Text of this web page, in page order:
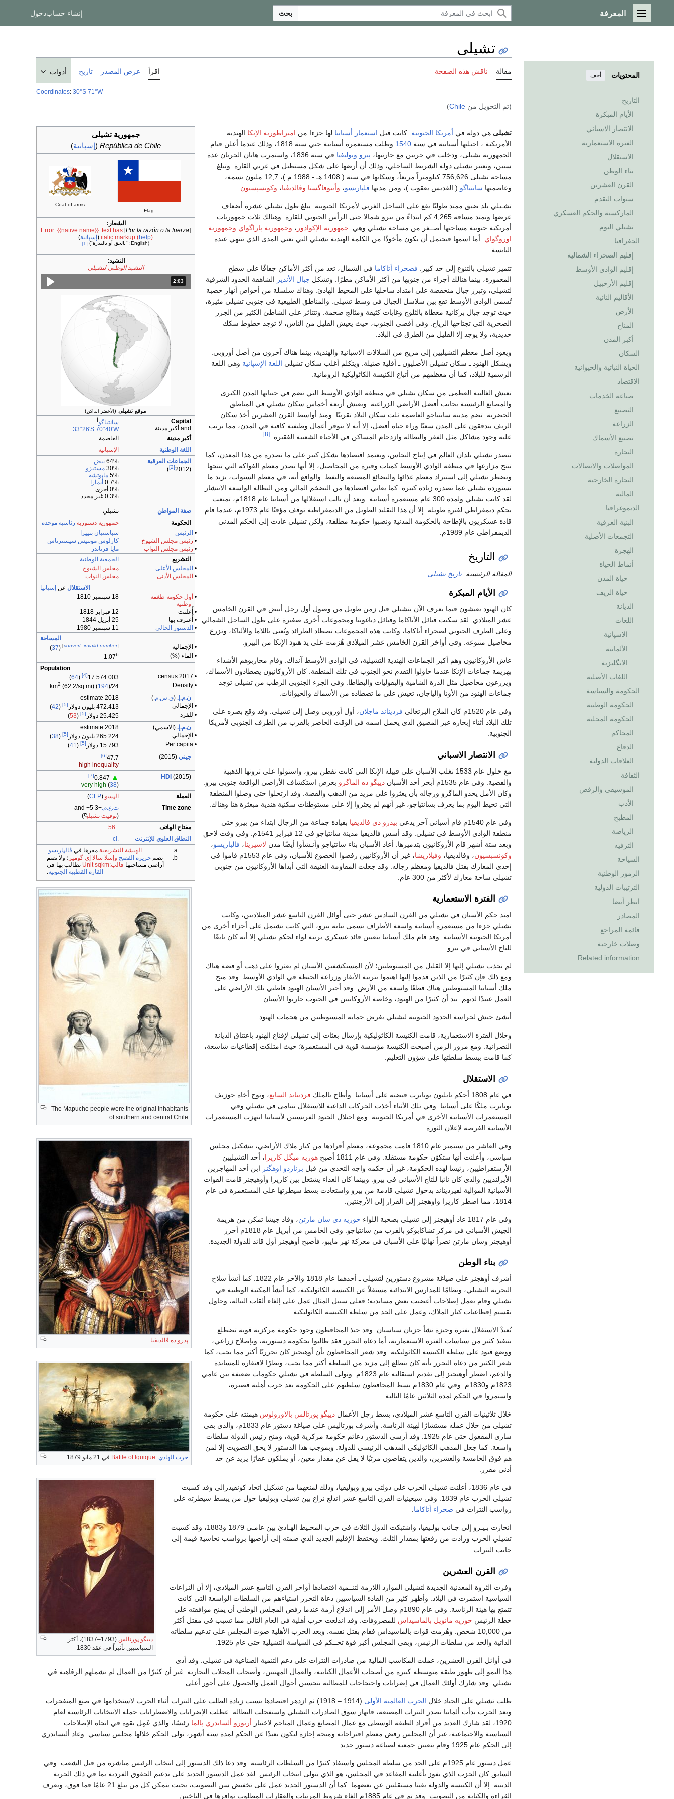
القائمة الرئيسية
المعرفة بحث إنشاء حسابدخول
المحتويات أخف
التاريخ
الأيام المبكرة
الانتصار الاسباني
الفترة الاستعمارية
الاستقلال
بناء الوطن
القرن العشرين
سنوات التقدم
الماركسية والحكم العسكري
تشيلي اليوم
الجغرافيا
إقليم الصحراء الشمالية
إقليم الوادي الأوسط
إقليم الأرخبيل
الأقاليم النائية
الأرض
المناخ
أكبر المدن
السكان
الحياة النباتية والحيوانية
الاقتصاد
صناعة الخدمات
التصنيع
الزراعة
تصنيع الأسماك
التجارة
المواصلات والاتصالات
التجارة الخارجية
المالية
الديموغرافيا
البنية العرقية
التجمعات الأصلية
الهجرة
أنماط الحياة
حياة المدن
حياة الريف
الديانة
اللغات
الاسپانية
الألمانية
الانگليزية
اللغات الأصلية
الحكومة والسياسة
الحكومة الوطنية
الحكومة المحلية
المحاكم
الدفاع
العلاقات الدولية
الثقافة
الموسيقى والرقص
الأدب
المطبخ
الرياضة
الترفيه
السياحة
الرموز الوطنية
الترتيبات الدولية
انظر أيضا
المصادر
قائمة المراجع
وصلات خارجية
Related information
تشيلى
مقالة ناقش هذه الصفحة اقرأ عرض المصدر تاريخ أدوات
Coordinates: 30°S 71°W
(تم التحويل من Chile
)
جمهورية تشيلى
República de Chile
(إسپانية)
Flag
Coat of arms
الشعار:
[
Por la razón o la fuerza
]
Error: {{native name}}: text has
italic markup (help)
( إسپانية)
(English: "بالحق أو بالقدرة") [1]
النشيد:
النشيد الوطني لتشيلي
المدة: دقائق و 3 ثواني.
2:03
موقع تشيلى (الأخضر الداكن)
Capital
and أكبر مدينة
سانتياگو أ
33°26′S 70°40′W
أكبر مدينة
العاصمة
اللغة الوطنية
الإسپانية
الجماعات العرقية
(2012
[2]
)
64% بيض
30% مستيزو
5% ماپوتشه
0.7% أيمارا
0% أخرى
0.3% غير محدد
صفة المواطن
تشيلي
الحكومة
جمهورية دستورية رئاسية موحدة
• الرئيس
سباستيان پنييرا
• رئيس مجلس الشيوخ
كارلوس مونتيس سيسترناس
• رئيس مجلس النواب
مايا فرناندز
التشريع
الجمعية الوطنية
• المجلس الأعلى
مجلس الشيوخ
• المجلس الأدنى
مجلس النواب
الاستقلال عن إسپانيا
• أول حكومة طغمة
وطنية
18 سبتمبر 1810
• أُعلنت
12 فبراير 1818
• أُعترف بها
25 أبريل 1844
• الدستور الحالي
11 سبتمبر 1980
المساحة
• الإجمالية
[
convert: invalid number
]
(
37
)
• الماء (%)
1.07b
Population
• 2017 census
17.574.003
[4]
(
64
)
• Density
24/km
2 (62.2/sq mi) (194)
ن.م.إ. (ق.ش.م.)
2018 estimate
• الإجمالي
472.413 بليون دولار [5]
(
42
)
• للفرد
25.425 دولار [5]
(
53
)
ن.م.إ. (الاسمي)
2018 estimate
• الإجمالي
265.224 بليون دولار [5]
(
38
)
• Per capita
15.793 دولار [5]
(
41
)
جيني (2015)
47.7
[6]
high inequality
HDI (2015)
▲
[7]
very high (38)
العملة
الپسو (
CLP
)
Time zone
ت.ع.م.−3 and −5
(توقيت تشيليج)
مفتاح الهاتف
+56
النطاق العلوي للإنترنت
.cl
الهيشة التشريعية مقرها في ڤالپاريسو.
تضمجزيرة الفصح وإسلا سالا إي گوميز ؛ ولا تضم
أراضي مساحتها قالب:Unit sqkm
تطالب بها في
القارة القطبية الجنوبية.
تشيلى هي دولة في أمريكا الجنوبية . كانت قبل استعمار أسبانيا لها جزءا من امبراطوربة الإنكا الهندية
الأمريكية ، احتلتها أسبانية في سنة 1540
وظلت مستعمرة أسبانية حتي سنة 1818، وذلك عندما أعلن قيام
الجمهورية بشيلى، ودخلت في حربين مع جارتيها، پيرو وبوليفيا
في سنة 1836، واستمرت هاتان الحربان عدة
سنين، وتعتبر تشيلى دولة الشريط الساحلي، وذلك أن أرضها على شكل مستطبل في غربي القارة. وتبلغ
مساحة تشيلى 756,626 كيلومتراً مربعاً، وسكانها في سنة ( 1408 هـ - 1988 م )، 12,7 مليون نسمة،
وعاصمتها سانتياگو ( القديس يعقوب )، ومن مدنها ڤلپاريسو، وأنتوفاگستا وڤالديڤيا، وكونسپسيون
تشـيلي بلد ضيق ممتد طوليًا يقع على الساحل الغربي لأمريكا الجنوبية. يبلغ طول تشيلي عشرة أضعاف
عرضها وتمتد مسافة 4,265 كم ابتداءً من بيرو شمالا حتى الرأس الجنوبي للقارة. وهنالك ثلاث جمهوريات
أمريكية جنوبية مساحتها أصــغر من مساحة تشيلي وهي: جمهورية الإكوادور ، وجمهورية پاراگواي وجمهورية
اوروگواي . أما اسمها فيحتمل أن يكون مأخوذًا من الكلمة الهندية تشيلي التي تعني المدى الذي تنتهي عنده
اليابسة.
تتميز تشيلي بالتنوع إلى حد كبير. فصحراء أتاكاما في الشمال، تعد من أكثر الأماكن جفافًا على سطح
المعمورة، بينما هنالك أجزاء من جنوبها من أكثر الأماكن مطرًا. وتشكل جبال الأنديز الشاهقة الحدود الشرقية
لتشيلي، وتبرز جبال منخفضة على امتداد ساحلها على المحيط الهادئ. وهناك سلسلة من أحواض أنهار خصبة
تُسمى الوادي الأوسط تقع بين سلاسل الجبال في وسط تشيلي. والمناطق الطبيعية في جنوبي تشيلي مثيرة،
حيث توجد جبال بركانية مغطاة بالثلوج وغابات كثيفة ومثالج ضخمة. وتتناثر على الشاطئ الكثير من الجزر
الصخرية التي تجتاحها الرياح. وفي أقصى الجنوب، حيث يعيش القليل من الناس، لا توجد خطوط سكك
حديدية، ولا يوجد إلا القليل من الطرق في البلاد.
ويعود أصل معظم التشيليين إلى مزيج من السلالات الاسبانية والهندية، بينما هناك آخرون من أصل أوروبي.
ويشكل الهنود ـ سكان تشيلي الأصليون ـ أقلية ضئيلة. ويتكلم أغلب سكان تشيلي اللغة الإسپانية وهي اللغة
الرسمية للبلاد، كما أن معظمهم من أتباع الكنيسة الكاثوليكية الرومانية.
تعيش الغالبية العظمى من سكان تشيلي في منطقة الوادي الأوسط التي تضم في جنباتها المدن الكبرى
والمصانع الرئيسية بجانب أفضل الأراضي الزراعية. ويعيش أربعة أخماس سكان تشيلي في المناطق
الحضرية. تضم مدينة سانتياجو العاصمة ثلث سكان البلاد تقريبًا. ومنذ أواسط القرن العشرين أخذ سكان
الريف يتدفقون على المدن سعيًا وراء حياة أفضل، إلا أنه لا تتوفر أعمال وظيفية كافية في المدن، مما ترتب
عليه وجود مشاكل مثل الفقر والبطالة وازدحام المساكن في الأحياء الشعبية الفقيرة.
[8]
تتصدر تشيلي بلدان العالم في إنتاج النحاس، ويعتمد اقتصادها بشكل كبير على ما تصدره من هذا المعدن، كما
تنتج مزارعها في منطقة الوادي الأوسط كميات وفيرة من المحاصيل، إلا أنها تصدر معظم الفواكه التي تنتجها.
وتضطر تشيلي إلى استيراد معظم غذائها والبضائع المصنعة والنفط. والواقع أنه، في معظم السنوات، يزيد ما
تستورده تشيلي عما تصدره زيادة كبيرة. كما يعاني اقتصادها من التضخم المالي ومن البطالة الواسعة الانتشار.
لقد كانت تشيلي ولمدة 300 عام مستعمرة أسبانية. وبعد أن نالت استقلالها من أسبانيا عام 1818م، تمتعت
بحكم ديمقراطي لفترة طويلة. إلا أن هذا التقليد الطويل من الديمقراطية توقف مؤقتًا عام 1973م، عندما قام
قادة عسكريون بالإطاحة بالحكومة المدنية ونصبوا حكومة مطلقة، ولكن تشيلي عادت إلى الحكم المدني
الديمقراطي عام 1989م.
التاريخ
المقالة الرئيسية:تاريخ تشيلى
The Mapuche people were the original inhabitants
of southern and central Chile
پدرو ده ڤالديڤيا
حرب الهادي:
Battle of Iquique في 21 مايو 1879
الأيام المبكرة
كان الهنود يعيشون فيما يعرف الآن بتشيلي قبل زمن طويل من وصول أول رجل أبيض في القرن الخامس
عشر الميلادي. لقد سكنت قبائل الأتاكاما وقبائل دياغويتا ومجموعات أخرى صغيرة على طول الساحل الشمالي
وعلى الطرف الجنوبي لصحراء أتاكاما، وكانت هذه المجموعات تصطاد الطرائد وتُعنى باللاما والألباكا، وتزرع
محاصيل متنوعة. وفي أواخر القرن الخامس عشر الميلادي هُزمت على يد هنود الإنكا من البيرو.
عاش الأروكانيون وهم أكبر الجماعات الهندية التشيلية، في الوادي الأوسط آنذاك. وقام محاربوهم الأشداء
بهزيمة جماعات الإنكا عندما حاولوا التقدم نحو الجنوب في تلك المنطقة. كان الأروكانيون يصطادون الأسماك،
ويزرعون محاصيل مثل الذرة الشامية والبقوليات والبطاطا. وفي الجزء الجنوبي الرطب من تشيلي توجد
جماعات الهنود من الأونا والياجان، تعيش على ما تصطاده من الأسماك والحيوانات.
وفي عام 1520م كان الملاح البرتغالي فرديناند ماجلان، أول أوروبي وصل إلى تشيلي. وقد وقع بصره على
تلك البلاد أثناء إبحاره عبر المضيق الذي يحمل اسمه في الوقت الحاضر بالقرب من الطرف الجنوبي لأمريكا
الجنوبية.
الانتصار الاسباني
مع حلول عام 1533 تغلب الأسبان على قبيلة الإنكا التي كانت تقطن بيرو، واستولوا على ثروتها الذهبية
والفضية. وفي عام 1535م أبحر أحد الأسبان
دييگو ده الماگرو بغرض استكشاف الأراضي الواقعة جنوبي بيرو.
وكان الأمل يحدو الماگرو ورجاله بأن يعثروا على مزيد من الذهب والفضة. وقد ارتحلوا حتى وصلوا المنطقة
التي تحيط اليوم بما يعرف بسانتياجو، غير أنهم لم يعثروا إلا على مستوطنات سكنية هندية مبعثرة هنا وهناك.
وفي عام 1540م قام أسباني آخر يدعى بيدرو دي فالديفيا بقيادة جماعة من الرجال ابتداء من بيرو حتى
منطقة الوادي الأوسط في تشيلي. وقد أسس فالديفيا مدينة سانتياجو في 12 فبراير 1541م. وفي وقت لاحق
وبعد ستة أشهر قام الأروكانيون بتدميرها. أعاد الأسبان بناء سانتياجو وأنـشأوا أيضًا مدن لاسيرينا، فالباريسو،
وكونسبسيون، وفالديفيا، وفيلاريشا
، غير أن الأروكانيين رفضوا الخضوع للأسبان، وفي عام 1553م قاموا في
إحدى المعارك بقتل فالديفيا ومعظم رجاله. وقد جعلت المقاومة العنيفة التي أبداها الأروكانيون من جنوبي
تشيلي ساحة معارك لأكثر من 300 عام.
الفترة الاستعمارية
امتد حكم الأسبان في تشيلي من القرن السادس عشر حتى أوائل القرن التاسع عشر الميلاديين، وكانت
تشيلي جزءا من مستعمرة أسبانية واسعة الأطراف تسمى نيابة بيرو، التي كانت تشتمل على أجزاء أخرى من
أمريكا الجنوبية الأسبانية. وقد قام ملك أسبانيا بتعيين قائد عسكري برتبة لواء لحكم تشيلي إلا أنه كان تابعًا
للتاج الأسباني في بيرو.
لم تجذب تشيلي إليها إلا القليل من المستوطنين؛ لأن المستكشفين الأسبان لم يعثروا على ذهب أو فضة هناك.
ومع ذلك فإن كثيرًا من الذين قدموا إليها اهتموا بتربية الأبقار وزراعة الحنطة في الوادي الأوسط. وقد منح
ملك أسبانيا المستوطنين هناك قطعًا واسعة من الأرض. وقد أجبر الأسبان الهنود قاطني تلك الأراضي على
العمل عبيدًا لديهم. بيد أن كثيرًا من الهنود، وخاصة الأروكانيين في الجنوب حاربوا الأسبان.
أنشئ جيش لحراسة الحدود الجنوبية لتشيلي بغرض حماية المستوطنين من هجمات الهنود.
وخلال الفترة الاستعمارية، قامت الكنيسة الكاثوليكية بإرسال بعثات إلى تشيلي لإقناع الهنود باعتناق الديانة
النصرانية. ومع مرور الزمن أصبحت الكنيسة مؤسسة قوية في المستعمرة؛ حيث امتلكت إقطاعيات شاسعة،
كما قامت ببسط سلطتها على شؤون التعليم.
الاستقلال
في عام 1808 أحكم نابليون بونابرت قبضته على أسبانيا. وأطاح بالملك فرديناند السابع، وتوج أخاه جوزيف
بونابرت ملكًا على أسبانيا. وفي تلك الأثناء أخذت الحركات الداعية للاستقلال تتنامى في تشيلي وفي
المستعمرات الأسبانية الأخرى في أمريكا الجنوبية. ومع احتلال الجنود الفرنسيين لأسبانيا انتهزت المستعمرات
الأسبانية الفرصة لإعلان الثورة.
وفي العاشر من سبتمبر عام 1810 قامت مجموعة، معظم أفرادها من كبار ملاك الأراضي، بتشكيل مجلس
سياسي، وأعلنت أنها ستكوّن حكومة مستقلة. وفي عام 1811 أصبح
هوزيه ميگل كاريرا، أحد التشيليين
الأرستقراطيين، رئيسا لهذه الحكومة، غير أن حكمه واجه التحدي من قبل برناردو اوهگنز ابن أحد المهاجرين
الأيرلنديين والذي كان نائبا للتاج الأسباني في بيرو. وبينما كان العداء يشتعل بين كاريرا وأوهيجنز قامت القوات
الأسبانية الموالية لفيرديناند بدخول تشيلي قادمة من بيرو واستعادت بسط سيطرتها على المستعمرة في عام
1814، مما اضطر كاريرا واوهجنز إلى الفرار إلى الأرجنتين.
وفي عام 1817 عاد أوهيجنز إلى تشيلي بصحبة اللواء خوزيه دي سان مارتن، وقاد جيشا تمكن من هزيمة
الجيش الأسباني في مركز تشاكابوكو بالقرب من سانتياجو. وفي الخامس من أبريل عام 1818م أحرز
أوهيجنز وسان مارتن نصراً نهائيًا على الأسبان في معركة نهر مايبو، فأصبح أوهيجنز أول قائد للدولة الجديدة.
بناء الوطن
دييگو پورتالس
(1793–1837)، أكثر
السياسيين تأثيراً في عقد 1830
أشرف أوهجنز على صياغة مشروع دستورين لتشيلي ـ أحدهما عام 1818 والآخر عام 1822. كما أنشأ سلاح
البحرية التشيلي، ونظامًا للمدارس الابتدائية مستقلاً عن الكنيسة الكاثوليكية، كما أنشأ المكتبة الوطنية في
تشيلي وقام بعمل إصلاحات أغضبت بعض مسانديه؛ فعلى سبيل المثال عمل على إلغاء ألقاب النبالة، وحاول
تقسيم إقطاعيات كبار الملاك، وعمل على الحد من سلطة الكنيسة الكاثوليكية.
بُعيدْ الاستقلال بفترة وجيزة نشأ حزبان سياسيان. وقد حبذ المحافظون وجود حكومة مركزية قوية تضطلع
بتنفيذ كثير من سياسات الفترة الاستعمارية، أما دعاة التحرر فقد طالبوا بحكومة دستورية، وبإصلاح زراعي،
ووضع قيود على سلطة الكنيسة الكاثوليكية. وقد شعر المحافظون بأن أوهيجنز كان تحرريًا أكثر مما يجب، كما
شعر الكثير من دعاة التحرر بأنه كان يتطلع إلى مزيد من السلطة أكثر مما يجب، ونظرًا لافتقاره للمساندة
والدعم، اضطر أوهيجنز إلى تقديم استقالته عام 1823م. وتولى السلطة في تشيلي حكومات ضعيفة بين عامي
1823م و1830م. وفي عام 1830م بسط المحافظون سلطتهم على الحكومة بعد حرب أهلية قصيرة،
واستمروا في الحكم لمدة الثلاثين عامًا التالية.
خلال ثلاثينيات القرن التاسع عشر الميلادي، بسط رجل الأعمال دييگو پورتالس بالاوزولوس هيمنته على حكومة
تشيلي من خلال عمله مستشارًا لهيئة الرئاسة. وأشرف بورتاليس على صياغة دستور عام 1833م، والذي بقي
ساري المفعول حتى عام 1925. وقد أرسى الدستور دعائم حكومة مركزية قوية، ومنح رئيس الدولة سلطات
واسعة. كما جعل المذهب الكاثوليكي المذهب الرئيسي للدولة. وبموجب هذا الدستور لا يحق التصويت إلا لمن
هم فوق الخامسة والعشرين، والذين يتقاضون مرتبًا لا يقل عن مقدار معين، أو يملكون عقارًا يزيد عن حد
أدنى مقرر.
في عام 1836، أعلنت تشيلي الحرب على دولتي بيرو وبوليفيا، وذلك لمنعهما من تشكيل اتحاد كونفيدرالي وقد كسبت
تشيلي الحرب عام 1839. وفي سبعينيات القرن التاسع عشر اندلع نزاع بين تشيلي وبوليفيا حول من يبسط سيطرته على
رواسب النترات في صحراء أتاكاما.
انحازت بـيـرو إلى جـانب بولـيفيا، واشتبكت الدول الثلاث في حرب المحـيط الهـادئ بين عامـي 1879 و1883، وقد كسبت
تشيلي الحرب وزادت من رقعتها بمقدار الثلث. ويحتفظ الإقليم الجديد الذي ضمته إلى أراضيها برواسب نحاسية قيمة إلى
جانب النترات.
القرن العشرين
وفرت الثروة المعدنية الجديدة لتشيلي الموارد اللازمة لتنــمية اقتصادها أواخر القرن التاسع عشر الميلادي، إلا أن النزاعات
السياسية استمرت في البلاد. وأظهر كثير من القادة السياسيين دعاة التحرر استياءهم من السلطات الواسعة التي كانت
تتمتع بها هيئة الرئاسة. وفي عام 1890م وصل الأمر إلى اندلاع أزمة عندما رفض المجلس الوطني أن يمنح موافقته على
خطة الرئيس خوزيه مانويل بالماسيداس للمصروفات. وقد اندلعت حرب أهلية في العام التالي مما تسبب في مقتل أكثر
من 10,000 شخص. وهُزمت قوات بالماسيداس فقام بقتل نفسه. وبعد الحرب الأهلية صوت المجلس على تدعيم سلطاته
الذاتية والحد من سلطات الرئيس، وبقي المجلس أكبر قوة تحــكم في السياسة التشيلية حتى عام 1925.
في أوائل القرن العشرين، عملت المكاسب المالية من صادرات النترات على دعم التنمية الصناعية في تشيلي. وقد أدى
هذا النمو إلى ظهور طبقة متوسطة كبيرة من أصحاب الأعمال الكتابية، والعمال المهنيين، وأصحاب المحلات التجارية. غير أن كثيرًا من العمال لم تشملهم الرفاهية في
تشيلي. وقد شارك أولئك العمال في إضرابات واحتجاجات للمطالبة بتحسين أحوال العمل والحصول على أجور أعلى.
ظلت تشيلي على الحياد خلال الحرب العالمية الأولى
(1914 – 1918) ثم ازدهر اقتصادها بسبب زيادة الطلب على النترات أثناء الحرب لاستخدامها في صنع المتفجرات.
وبعد الحرب بدأت ألمانيا تصدر النترات المصنعة، فانهار سوق الصادرات التشيلي واستفحلت البطالة. عطلت الإضرابات والاضطرابات حملة الانتخابات الرئاسية لعام
1920، لقد شارك العديد من أفراد الطبقة الوسطى مع عمال المصانع وعمال المناجم لاختيار
أرتورو ألساندري پالما رئيسًا، والذي عَمِل بقوة في اتجاه الإصلاحات
السياسية والاجتماعية، غير أن المجلس رفض معظم اقتراحاته ومنحه إجازة ليكون بعيدًا عن الحكم لمدة ستة أشهر، تولى الحكم خلالها مجلس سياسي. وعاد أليساندري
إلى الحكم عام 1925 وقام بتعيين جمعية لصياغة دستور جديد.
عمل دستور عام 1925م على الحد من سلطة المجلس واستفاد كثيرًا من السلطات الرئاسية. وقد دعا ذلك الدستور إلى انتخاب الرئيس مباشرة من قبل الشعب. وفي
السابق كان الحزب الذي يفوز بأغلبية المقاعد في المجلس، هو الذي يتولى انتخاب الرئيس. لقد عمل الدستور الجديد على تدعيم الحقوق الفردية بما في ذلك الحرية
الدينية. إلا أن الكنيسة والدولة بقيتا مستقلتين عن بعضهما. كما أن الدستور الجديد عمل على تخفيض سن التصويت، بحيث يتمكن كل من يبلغ 21 عامًا فما فوق، ويعرف
القراءة والكتابة من التصويت. وقد تم في عام 1885م إلغاء شروط المرتبات والعقارات المطلوب توافرها في الناخبين.